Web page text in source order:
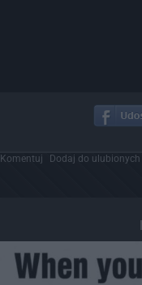
Komentuj Dodaj do ulubionych